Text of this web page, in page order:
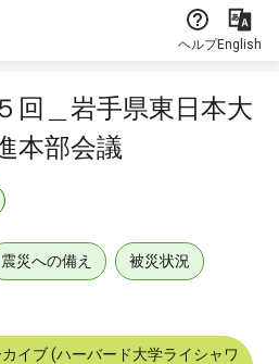
ヘルプEnglish
回＿岩手県東日本大
本部会議
震災への備え 被災状況
イブ (ハーバード大学ライシャワ